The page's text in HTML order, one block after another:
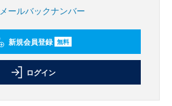
メールバックナンバー
新規会員登録 無料
ログイン